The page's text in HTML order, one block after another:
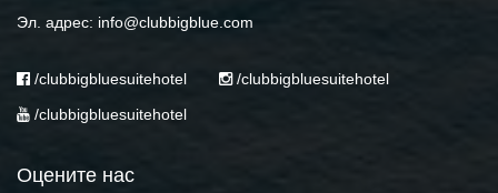
Эл. адрес: info@clubbigblue.com
/clubbigbluesuitehotel
/clubbigbluesuitehotel
/clubbigbluesuitehotel
Оцените нас